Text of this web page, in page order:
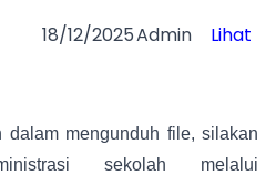
18/12/2025Admin Lihat
dalam mengunduh file, silakan
sekolah melalui